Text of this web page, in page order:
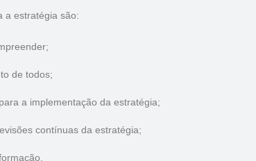
a estratégia são:
de todos;
a implementação da estratégia;
contínuas da estratégia;